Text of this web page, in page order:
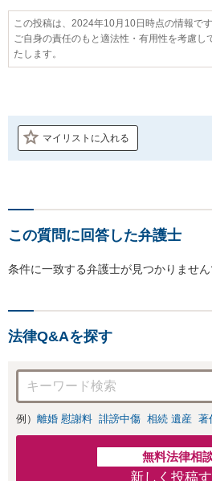
この投稿は、2024年10月10日時点の情報です
ご自身の責任のもと適法性・有用性を考慮
たします。
マイリストに入れる
この質問に回答した弁護士
条件に一致する弁護士が見つかりません
法律Q&Aを探す
例） 離婚 慰謝料 誹謗中傷 相続 遺産 著
無料法律相
新しく投稿